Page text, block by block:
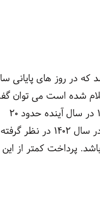
که در روز های پایانی
اعلام شده است می‌ توان
نتیجه های بسیار خوبی به دست آمده است. بر اساس سخنان کمیسیون تلفیق لایحه بودجه ۱۴۰۲ در سال آینده حدود ۲۰
درصد به مبلغ حقوق ها اضافه می شود. به طور کلی دولت سه مدل مختلف برای افزایش حقوق در سال ۱۴۰۲ در نظر گرفته
۱۴۰۲ مبلغ ۷ میلیون و ۹۲۰ هزار تومان می باشد. پرداخت کمتر از این